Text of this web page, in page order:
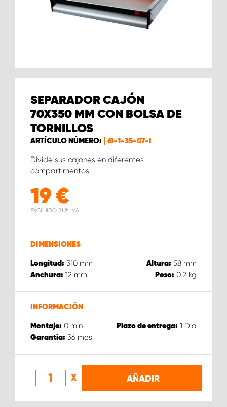
SEPARADOR CAJÓN
70X350 MM CON BOLSA DE
TORNILLOS
ARTÍCULO NÚMERO: 61-1-35-07-I
Divide sus cajones en diferentes
compartimentos.
19 €
EXCLUIDO 21 % IVA
DIMENSIONES
Longitud: 310 mm Altura: 58 mm
Anchura: 12 mm Peso: 0.2 kg
INFORMACIÓN
Montaje: 0 min Plazo de entrega: 1 Dia
Garantia: 36 mes
X AÑADIR